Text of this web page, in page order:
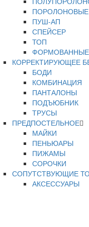
ПОРОЛОНОВЫЕ
ПУШ-АП
СПЕЙСЕР
ТОП
ФОРМОВАННЫЕ
КОРРЕКТИРУЮЩЕЕ
БОДИ
КОМБИНАЦИЯ
ПАНТАЛОНЫ
ПОДЪЮБНИК
ТРУСЫ
ПРЕДПОСТЕЛЬНОЕ
МАЙКИ
ПЕНЬЮАРЫ
ПИЖАМЫ
СОРОЧКИ
СОПУТСТВУЮЩИЕ
АКСЕССУАРЫ